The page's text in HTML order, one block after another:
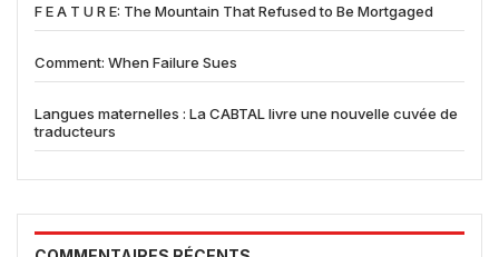
F E A T U R E: The Mountain That Refused to Be Mortgaged
Comment: When Failure Sues
Langues maternelles : La CABTAL livre une nouvelle cuvée de
traducteurs